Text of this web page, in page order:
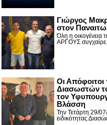
Γιώργος
στον
Όλη η οικογένεια
ΑΡΓΟΥΣ συγχαίρε...
Οι Απόφοιτοι
Διασωστών
τον
Βλάσση
Την Τετάρτη 29/
ειδικότητας